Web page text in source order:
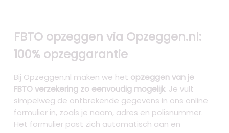
FBTO opzeggen via Opzeggen.nl:
100% opzeggarantie
Bij Opzeggen.nl maken we het opzeggen van je
FBTO verzekering zo eenvoudig mogelijk. Je vult
simpelweg de ontbrekende gegevens in ons online
formulier in, zoals je naam, adres en polisnummer.
Het formulier past zich automatisch aan en